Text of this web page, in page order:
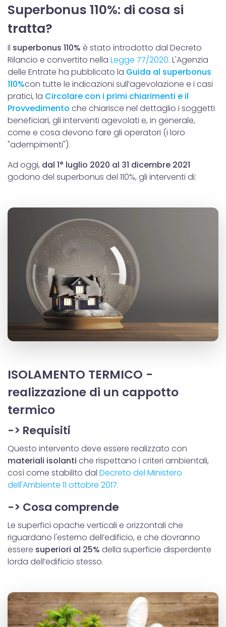
Superbonus 110%: di cosa si
tratta?
Il superbonus 110% è stato introdotto dal Decreto
Rilancio e convertito nella Legge 77/2020. L'Agenzia
delle Entrate ha pubblicato la Guida al superbonus
110%con tutte le indicazioni sull’agevolazione e i casi
pratici, la Circolare con i primi chiarimenti e il
Provvedimento che chiarisce nel dettaglio i soggetti
beneficiari, gli interventi agevolati e, in generale,
come e cosa devono fare gli operatori (i loro
"adempimenti").
Ad oggi, dal 1° luglio 2020 al 31 dicembre 2021
godono del superbonus del 110%, gli interventi di:
ISOLAMENTO TERMICO -
realizzazione di un cappotto
termico
-> Requisiti
Questo intervento deve essere realizzato con
materiali isolanti che rispettano i criteri ambientali,
così come stabilito dal Decreto del Ministero
dell'Ambiente 11 ottobre 2017.
-> Cosa comprende
Le superfici opache verticali e orizzontali che
riguardano l'esterno dell’edificio, e che dovranno
essere superiori al 25% della superficie disperdente
lorda dell’edificio stesso.